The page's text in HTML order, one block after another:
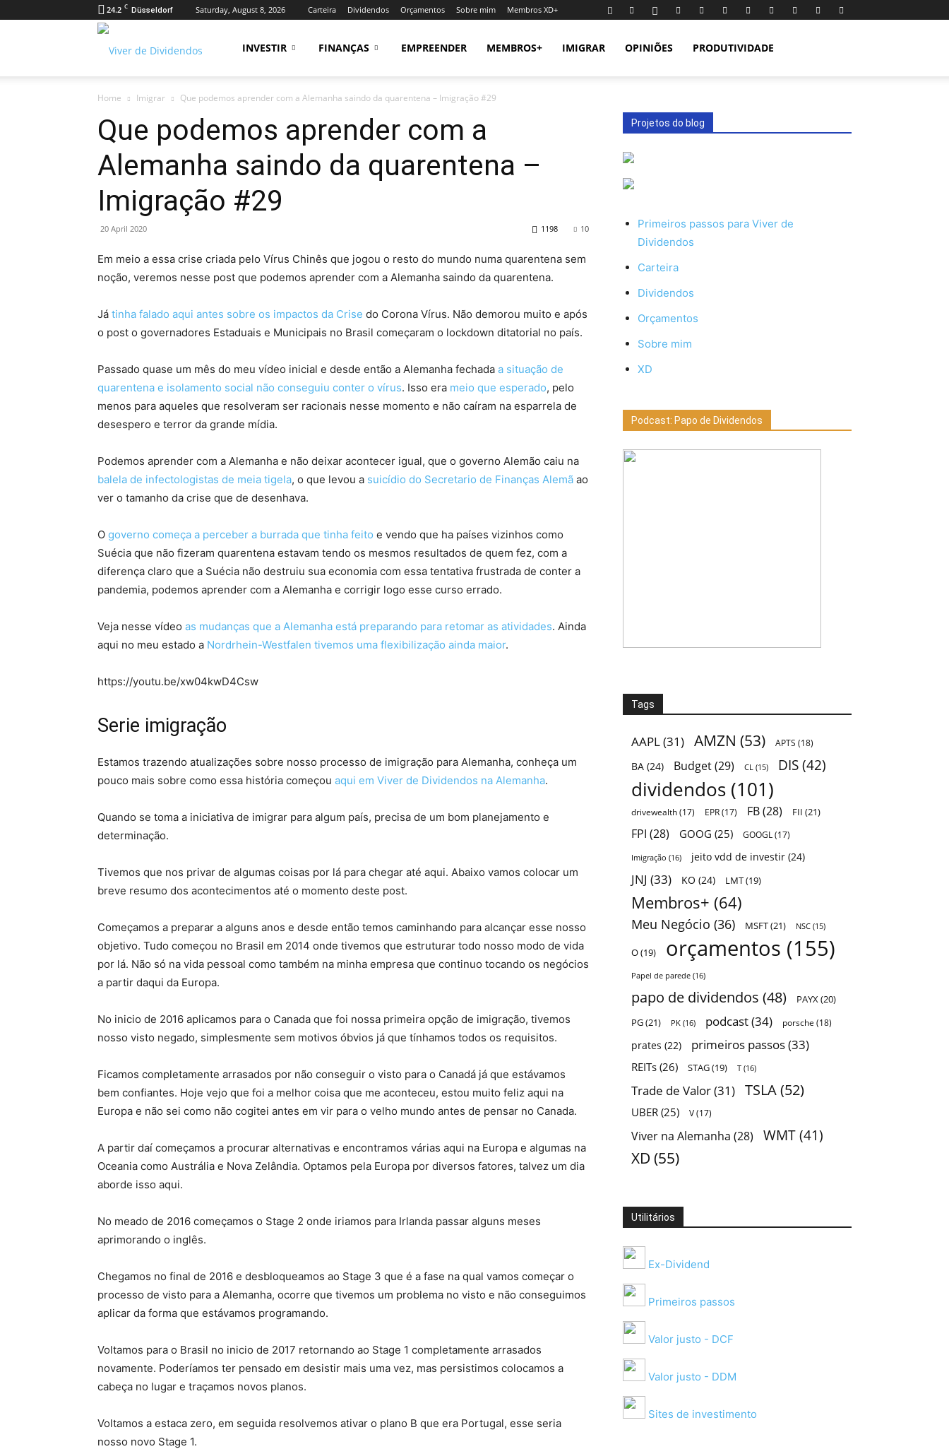
24.2 C Düsseldorf Saturday, August 8, 2026 Carteira Dividendos Orçamentos Sobre mim Membros XD+
de
Dividendos
INVESTIR FINANÇAS EMPREENDER MEMBROS+ IMIGRAR OPINIÕES PRODUTIVIDADE
Home Imigrar Que podemos aprender com a Alemanha saindo da quarentena – Imigração #29
Que podemos aprender com a
Alemanha saindo da quarentena –
Imigração #29
20 April 2020 10
1198
Em meio a essa crise criada pelo Vírus Chinês que jogou o resto do mundo numa quarentena sem
noção, veremos nesse post que podemos aprender com a Alemanha saindo da quarentena.
Já tinha falado aqui antes sobre os impactos da Crise do Corona Vírus. Não demorou muito e após
o post o governadores Estaduais e Municipais no Brasil começaram o lockdown ditatorial no país.
Passado quase um mês do meu vídeo inicial e desde então a Alemanha fechada a situação de
quarentena e isolamento social não conseguiu conter o vírus. Isso era meio que esperado, pelo
menos para aqueles que resolveram ser racionais nesse momento e não caíram na esparrela de
desespero e terror da grande mídia.
Podemos aprender com a Alemanha e não deixar acontecer igual, que o governo Alemão caiu na
balela de infectologistas de meia tigela, o que levou a suicídio do Secretario de Finanças Alemã ao
ver o tamanho da crise que de desenhava.
O governo começa a perceber a burrada que tinha feito e vendo que ha países vizinhos como
Suécia que não fizeram quarentena estavam tendo os mesmos resultados de quem fez, com a
diferença claro que a Suécia não destruiu sua economia com essa tentativa frustrada de conter a
pandemia, podemos aprender com a Alemanha e corrigir logo esse curso errado.
Veja nesse vídeo as mudanças que a Alemanha está preparando para retomar as atividades. Ainda
aqui no meu estado a Nordrhein-Westfalen tivemos uma flexibilização ainda maior.
https://youtu.be/xw04kwD4Csw
Serie imigração
Estamos trazendo atualizações sobre nosso processo de imigração para Alemanha, conheça um
pouco mais sobre como essa história começou aqui em Viver de Dividendos na Alemanha.
Quando se toma a iniciativa de imigrar para algum país, precisa de um bom planejamento e
determinação.
Tivemos que nos privar de algumas coisas por lá para chegar até aqui. Abaixo vamos colocar um
breve resumo dos acontecimentos até o momento deste post.
Começamos a preparar a alguns anos e desde então temos caminhando para alcançar esse nosso
objetivo. Tudo começou no Brasil em 2014 onde tivemos que estruturar todo nosso modo de vida
por lá. Não só na vida pessoal como também na minha empresa que continuo tocando os negócios
a partir daqui da Europa.
No inicio de 2016 aplicamos para o Canada que foi nossa primeira opção de imigração, tivemos
nosso visto negado, simplesmente sem motivos óbvios já que tínhamos todos os requisitos.
Ficamos completamente arrasados por não conseguir o visto para o Canadá já que estávamos
bem confiantes. Hoje vejo que foi a melhor coisa que me aconteceu, estou muito feliz aqui na
Europa e não sei como não cogitei antes em vir para o velho mundo antes de pensar no Canada.
A partir daí começamos a procurar alternativas e encontramos várias aqui na Europa e algumas na
Oceania como Austrália e Nova Zelândia. Optamos pela Europa por diversos fatores, talvez um dia
aborde isso aqui.
No meado de 2016 começamos o Stage 2 onde iriamos para Irlanda passar alguns meses
aprimorando o inglês.
Chegamos no final de 2016 e desbloqueamos ao Stage 3 que é a fase na qual vamos começar o
processo de visto para a Alemanha, ocorre que tivemos um problema no visto e não conseguimos
aplicar da forma que estávamos programando.
Voltamos para o Brasil no inicio de 2017 retornando ao Stage 1 completamente arrasados
novamente. Poderíamos ter pensado em desistir mais uma vez, mas persistimos colocamos a
cabeça no lugar e traçamos novos planos.
Voltamos a estaca zero, em seguida resolvemos ativar o plano B que era Portugal, esse seria
nosso novo Stage 1.
Projetos do blog
Primeiros passos para Viver de
Dividendos
Carteira
Dividendos
Orçamentos
Sobre mim
XD
Podcast: Papo de Dividendos
Tags
AAPL(31) AMZN (53) APTS (18)
BA (24) Budget(29) CL (15) DIS (42)
dividendos (101)
drivewealth(17) EPR(17) FB(28) FII (21)
FPI (28) GOOG (25) GOOGL (17)
Imigração (16) jeito vdd de investir (24)
JNJ (33) KO (24) LMT(19)
Membros+ (64)
Meu Negócio (36) MSFT(21) NSC (15)
O(19) orçamentos (155)
Papel de parede (16)
papo de dividendos (48) PAYX(20)
PG(21) PK (16) podcast(34) porsche (18)
prates (22) primeiros passos(33)
REITs (26) STAG(19) T (16)
Trade de Valor(31) TSLA(52)
UBER (25) V(17)
Viver na Alemanha (28) WMT (41)
XD (55)
Utilitários
Ex-Dividend
Primeiros passos
Valor justo - DCF
Valor justo - DDM
Sites de investimento